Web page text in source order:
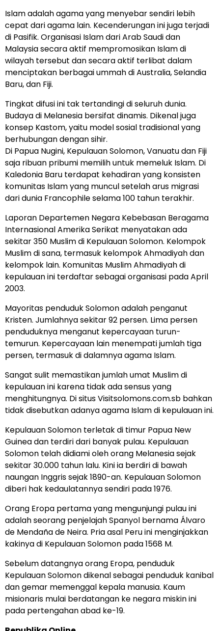
Islam adalah agama yang menyebar sendiri lebih
cepat dari agama lain. Kecenderungan ini juga terjadi
di Pasifik. Organisasi Islam dari Arab Saudi dan
Malaysia secara aktif mempromosikan Islam di
wilayah tersebut dan secara aktif terlibat dalam
menciptakan berbagai ummah di Australia, Selandia
Baru, dan Fiji.
Tingkat difusi ini tak tertandingi di seluruh dunia.
Budaya di Melanesia bersifat dinamis. Dikenal juga
konsep Kastom, yaitu model sosial tradisional yang
berhubungan dengan sihir.
Di Papua Nugini, Kepulauan Solomon, Vanuatu dan Fiji
saja ribuan pribumi memilih untuk memeluk Islam. Di
Kaledonia Baru terdapat kehadiran yang konsisten
komunitas Islam yang muncul setelah arus migrasi
dari dunia Francophile selama 100 tahun terakhir.
Laporan Departemen Negara Kebebasan Beragama
Internasional Amerika Serikat menyatakan ada
sekitar 350 Muslim di Kepulauan Solomon. Kelompok
Muslim di sana, termasuk kelompok Ahmadiyah dan
kelompok lain. Komunitas Muslim Ahmadiyah di
kepulauan ini terdaftar sebagai organisasi pada April
2003.
Mayoritas penduduk Solomon adalah penganut
Kristen. Jumlahnya sekitar 92 persen. Lima persen
penduduknya menganut kepercayaan turun-
temurun. Kepercayaan lain menempati jumlah tiga
persen, termasuk di dalamnya agama Islam.
Sangat sulit memastikan jumlah umat Muslim di
kepulauan ini karena tidak ada sensus yang
menghitungnya. Di situs Visitsolomons.com.sb bahkan
tidak disebutkan adanya agama Islam di kepulauan ini.
Kepulauan Solomon terletak di timur Papua New
Guinea dan terdiri dari banyak pulau. Kepulauan
Solomon telah didiami oleh orang Melanesia sejak
sekitar 30.000 tahun lalu. Kini ia berdiri di bawah
naungan Inggris sejak 1890-an. Kepulauan Solomon
diberi hak kedaulatannya sendiri pada 1976.
Orang Eropa pertama yang mengunjungi pulau ini
adalah seorang penjelajah Spanyol bernama Álvaro
de Mendaña de Neira. Pria asal Peru ini menginjakkan
kakinya di Kepulauan Solomon pada 1568 M.
Sebelum datangnya orang Eropa, penduduk
Kepulauan Solomon dikenal sebagai penduduk kanibal
dan gemar memenggal kepala manusia. Kaum
misionaris mulai berdatangan ke negara miskin ini
pada pertengahan abad ke-19.